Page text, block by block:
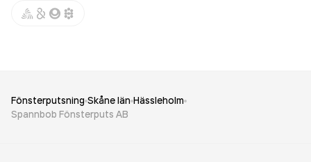
Fönsterputsning Skåne län Hässleholm
Spannbob Fönsterputs AB